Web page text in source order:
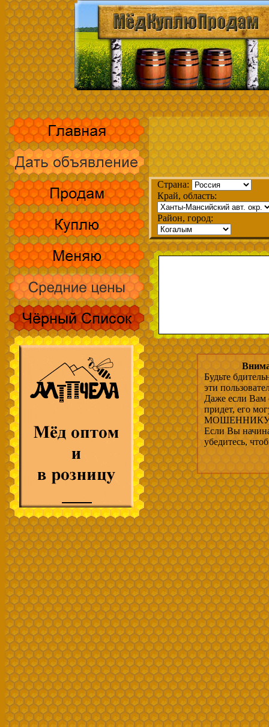
Страна:
Край, область:
Район, город:
Будьте
эти
Даже если Вам
придет, его
МОШЕННИКУ,
Если Вы
убедитесь,